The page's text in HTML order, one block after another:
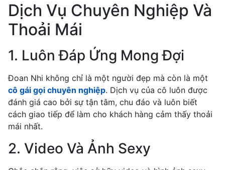
Dịch Vụ Chuyên Nghiệp Và
Thoải Mái
1. Luôn Đáp Ứng Mong Đợi
Đoan Nhi không chỉ là một người đẹp mà còn là một
cô gái gọi chuyên nghiệp. Dịch vụ của cô luôn được
đánh giá cao bởi sự tận tâm, chu đáo và luôn biết
cách giao tiếp để làm cho khách hàng cảm thấy thoải
mái nhất.
2. Video Và Ảnh Sexy